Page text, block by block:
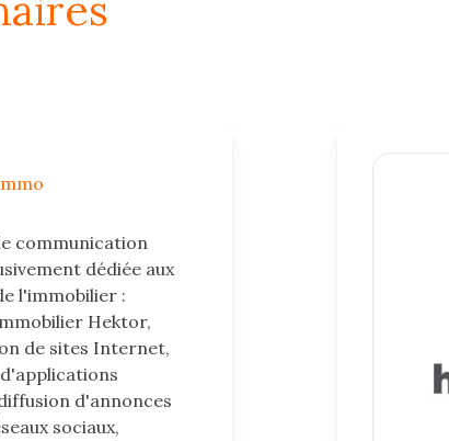
communication
dédiée aux
l'immobilier :
Hektor,
de sites Internet,
d'annonces
sociaux,